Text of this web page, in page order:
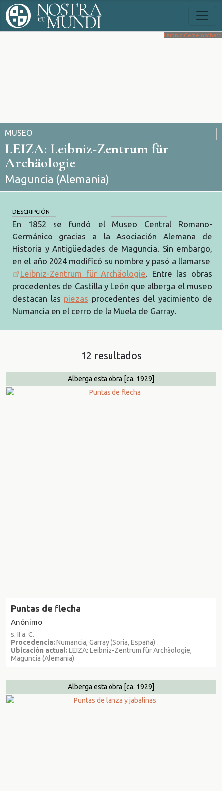
Leibniz Gemeinschaft
MUSEO
LEIZA: Leibniz-Zentrum für
Archäologie
Maguncia (Alemania)
DESCRIPCIÓN
En 1852 se fundó el Museo Central Romano-
Germánico gracias a la Asociación Alemana de
Historia y Antigüedades de Maguncia. Sin embargo,
en el año 2024 modificó su nombre y pasó a llamarse
Leibniz-Zentrum für Archäologie . Entre las obras
procedentes de Castilla y León que alberga el museo
destacan las piezas procedentes del yacimiento de
Numancia en el cerro de la Muela de Garray.
12 resultados
Alberga esta obra [ca. 1929]
Puntas de flecha
Anónimo
s. II a. C.
Procedencia: Numancia, Garray (Soria, España)
Ubicación actual: LEIZA: Leibniz-Zentrum für Archäologie,
Maguncia (Alemania)
Alberga esta obra [ca. 1929]